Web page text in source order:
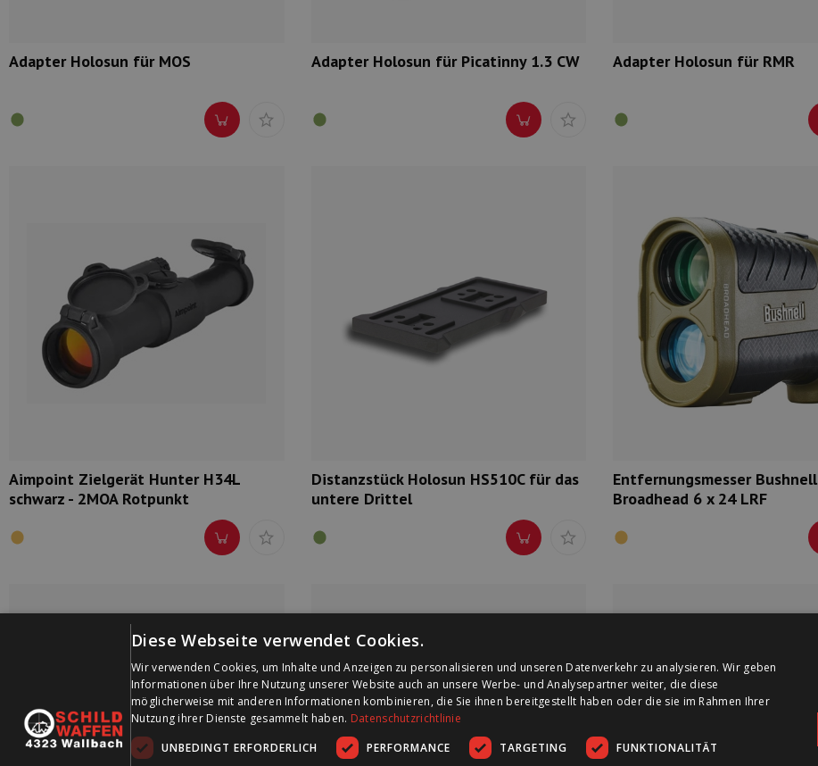
Adapter Holosun für MOS Adapter Holosun für Picatinny 1.3 CW Adapter Holosun für RMR
Aimpoint Zielgerät Hunter H34L
schwarz - 2MOA Rotpunkt
Distanzstück Holosun HS510C für das
untere Drittel
Entfernungsmesser Bushnell
Broadhead 6 x 24 LRF
Diese Webseite verwendet Cookies.
Wir verwenden Cookies, um Inhalte und Anzeigen zu personalisieren und unseren Datenverkehr zu analysieren. Wir geben
Informationen über Ihre Nutzung unserer Website auch an unsere Werbe- und Analysepartner weiter, die diese
möglicherweise mit anderen Informationen kombinieren, die Sie ihnen bereitgestellt haben oder die sie im Rahmen Ihrer
Nutzung ihrer Dienste gesammelt haben. Datenschutzrichtlinie
UNBEDINGT ERFORDERLICH
PERFORMANCE TARGETING FUNKTIONALITÄT